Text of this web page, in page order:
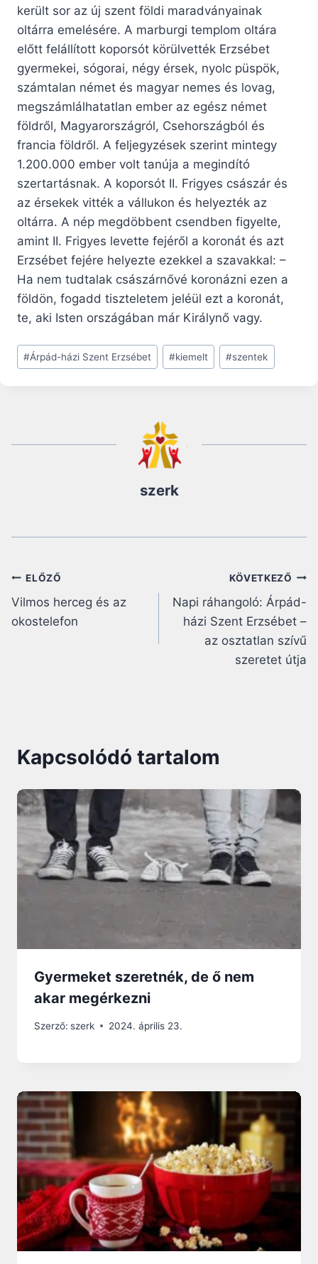
került sor az új szent földi maradványainak
oltárra emelésére. A marburgi templom oltára
előtt felállított koporsót körülvették Erzsébet
gyermekei, sógorai, négy érsek, nyolc püspök,
számtalan német és magyar nemes és lovag,
megszámlálhatatlan ember az egész német
földről, Magyarországról, Csehországból és
francia földről. A feljegyzések szerint mintegy
1.200.000 ember volt tanúja a megindító
szertartásnak. A koporsót II. Frigyes császár és
az érsekek vitték a vállukon és helyezték az
oltárra. A nép megdöbbent csendben figyelte,
amint II. Frigyes levette fejéről a koronát és azt
Erzsébet fejére helyezte ezekkel a szavakkal: –
Ha nem tudtalak császárnővé koronázni ezen a
földön, fogadd tiszteletem jeléül ezt a koronát,
te, aki Isten országában már Királynő vagy.
Post
Tags:
#Árpád-házi Szent Erzsébet #kiemelt #szentek
szerk
Bejegyzés
navigáció
ELŐZŐ
Vilmos herceg és az
okostelefon
KÖVETKEZŐ
Napi ráhangoló: Árpád-
házi Szent Erzsébet –
az osztatlan szívű
szeretet útja
Kapcsolódó tartalom
Gyermeket szeretnék, de ő nem
akar megérkezni
Szerző: szerk 2024. április 23.